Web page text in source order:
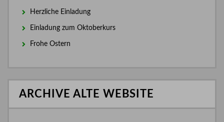
Herzliche Einladung
Einladung zum Oktoberkurs
Frohe Ostern
ARCHIVE ALTE WEBSITE